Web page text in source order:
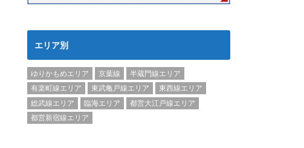
エリア別
ゆりかもめエリア 京葉線
半蔵門線エリア
有楽町線エリア
東武亀戸線エリア
東西線エリア
総武線エリア
臨海エリア
都営大江戸線エリア
都営新宿線エリア